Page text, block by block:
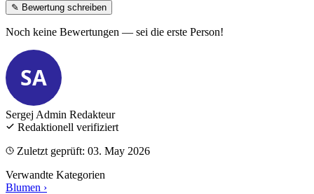
✎ Bewertung schreiben
Noch keine Bewertungen — sei die erste Person!
SA
Sergej Admin Redakteur
Redaktionell verifiziert
Zuletzt geprüft: 03. May 2026
Verwandte Kategorien
Blumen ›